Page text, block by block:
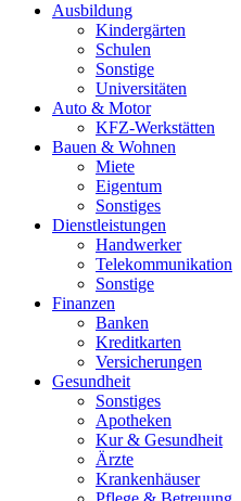
Ausbildung
Kindergärten
Schulen
Sonstige
Universitäten
Auto & Motor
KFZ-Werkstätten
Bauen & Wohnen
Miete
Eigentum
Sonstiges
Dienstleistungen
Handwerker
Telekommunikation
Sonstige
Finanzen
Banken
Kreditkarten
Versicherungen
Gesundheit
Sonstiges
Apotheken
Kur & Gesundheit
Ärzte
Krankenhäuser